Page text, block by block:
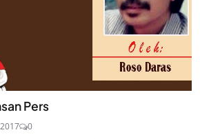
Pers
0